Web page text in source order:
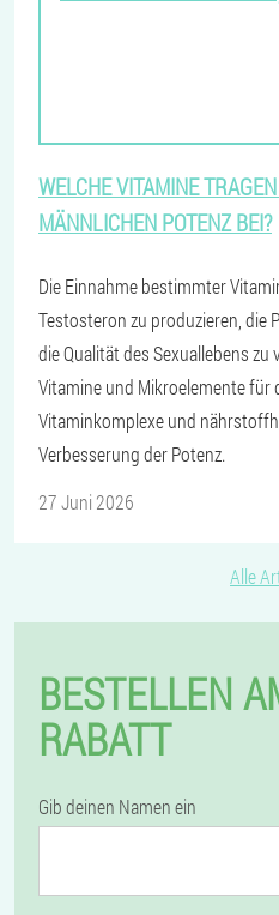
WELCHE VITAMINE
MÄNNLICHEN POTENZ BEI?
Die Einnahme bestimmter
Testosteron zu produzieren, die
die Qualität des Sexuallebens
Vitamine und Mikroelemente für
Vitaminkomplexe und
Verbesserung der Potenz.
27 Juni 2026
Alle
BESTELLEN
RABATT
Gib deinen Namen ein